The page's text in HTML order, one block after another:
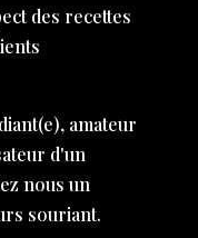
des recettes
amateur
d'un
nous un
souriant.